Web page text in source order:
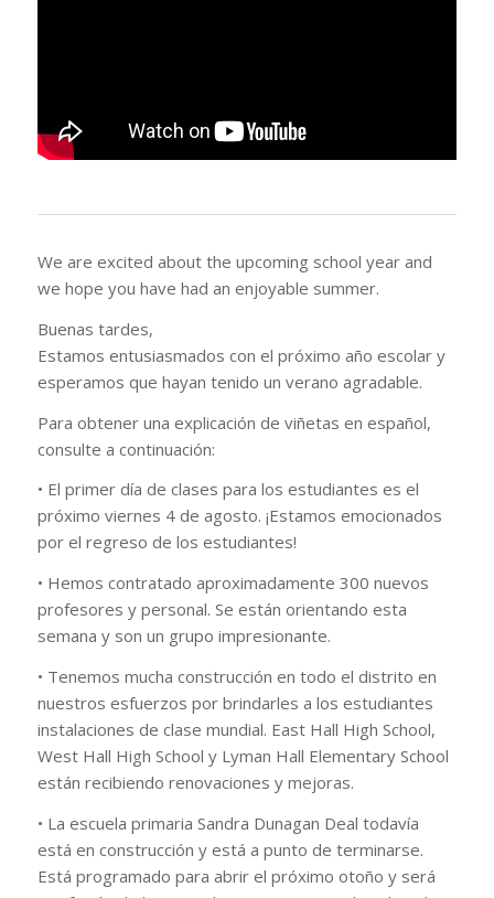
We are excited about the upcoming school year and
we hope you have had an enjoyable summer.
Buenas tardes,
Estamos entusiasmados con el próximo año escolar y
esperamos que hayan tenido un verano agradable.
Para obtener una explicación de viñetas en español,
consulte a continuación:
• El primer día de clases para los estudiantes es el
próximo viernes 4 de agosto. ¡Estamos emocionados
por el regreso de los estudiantes!
• Hemos contratado aproximadamente 300 nuevos
profesores y personal. Se están orientando esta
semana y son un grupo impresionante.
• Tenemos mucha construcción en todo el distrito en
nuestros esfuerzos por brindarles a los estudiantes
instalaciones de clase mundial. East Hall High School,
West Hall High School y Lyman Hall Elementary School
están recibiendo renovaciones y mejoras.
• La escuela primaria Sandra Dunagan Deal todavía
está en construcción y está a punto de terminarse.
Está programado para abrir el próximo otoño y será